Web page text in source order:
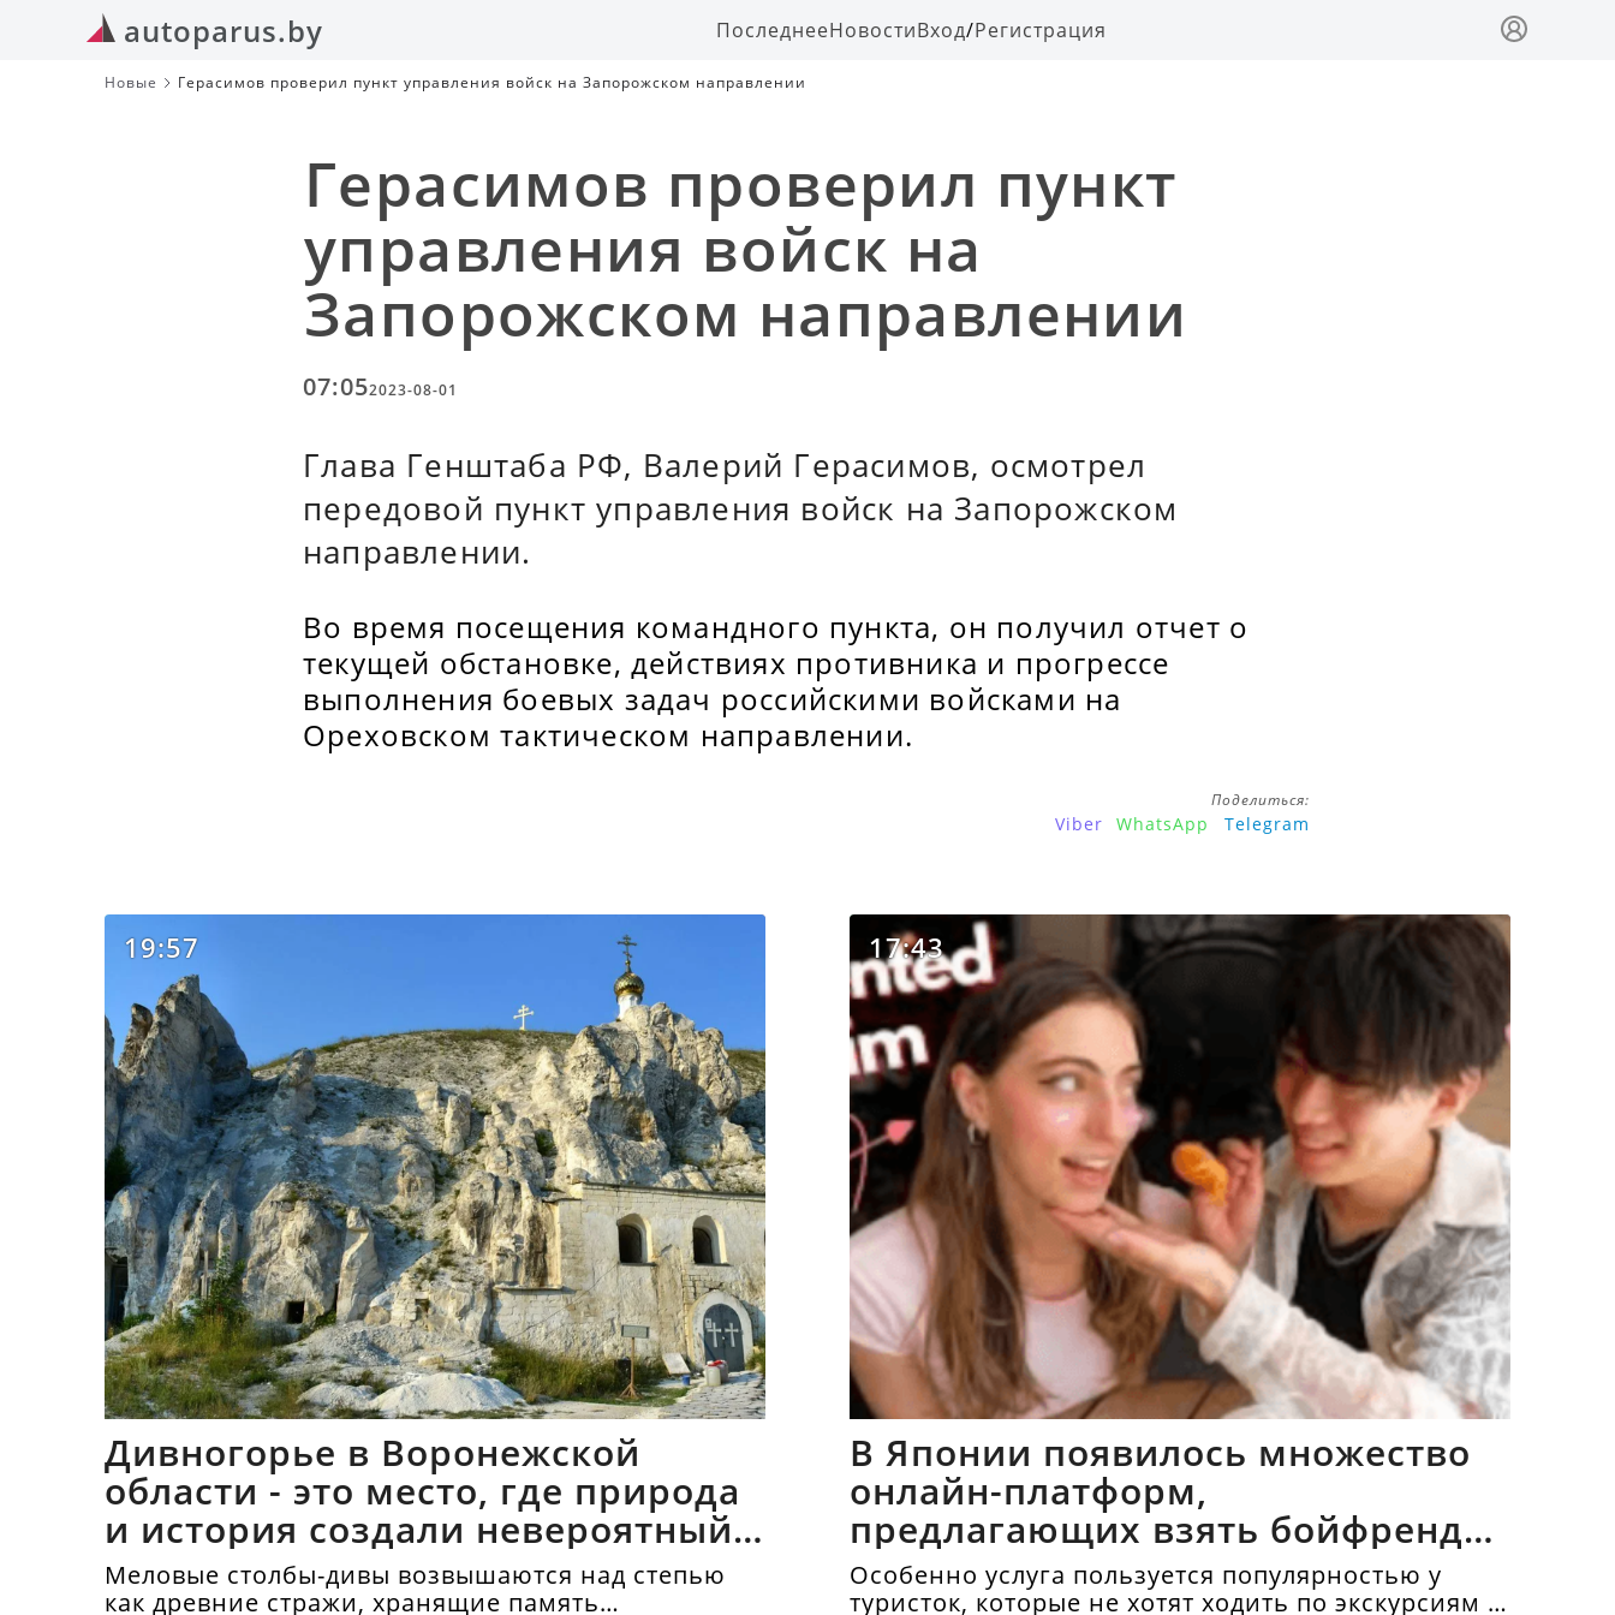
autoparus.by ПоследнееНовостиВход/Регистрация
Новые Герасимов проверил пункт управления войск на Запорожском направлении
Герасимов проверил пункт
управления войск на
Запорожском направлении
07:052023-08-01
Глава Генштаба РФ, Валерий Герасимов, осмотрел
передовой пункт управления войск на Запорожском
направлении.
Во время посещения командного пункта, он получил отчет о
текущей обстановке, действиях противника и прогрессе
выполнения боевых задач российскими войсками на
Ореховском тактическом направлении.
Поделиться:
Viber WhatsApp Telegram
19:57
Дивногорье в Воронежской
области - это место, где природа
и история создали невероятный
синтез
Меловые столбы-дивы возвышаются над степью
как древние стражи, хранящие память
17:43
В Японии появилось множество
онлайн-платформ,
предлагающих взять бойфрендов
напрокат
Особенно услуга пользуется популярностью у
туристок, которые не хотят ходить по экскурсиям и